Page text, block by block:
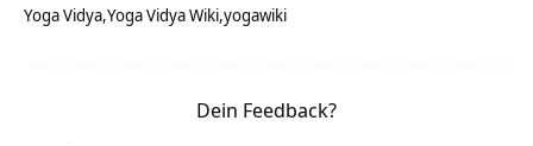
Yoga Vidya Yoga Vidya Wiki yogawiki
Dein Feedback?